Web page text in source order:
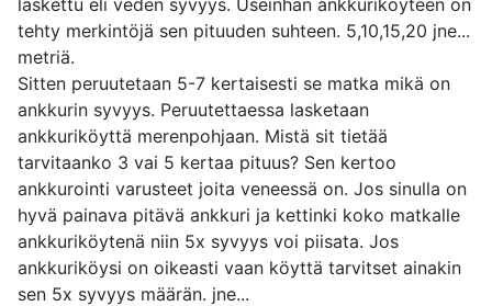
laskettu eli veden syvyys. Useinhan ankkuriköyteen on
tehty merkintöjä sen pituuden suhteen. 5,10,15,20 jne...
metriä.
Sitten peruutetaan 5-7 kertaisesti se matka mikä on
ankkurin syvyys. Peruutettaessa lasketaan
ankkuriköyttä merenpohjaan. Mistä sit tietää
tarvitaanko 3 vai 5 kertaa pituus? Sen kertoo
ankkurointi varusteet joita veneessä on. Jos sinulla on
hyvä painava pitävä ankkuri ja kettinki koko matkalle
ankkuriköytenä niin 5x syvyys voi piisata. Jos
ankkuriköysi on oikeasti vaan köyttä tarvitset ainakin
sen 5x syvyys määrän. jne...